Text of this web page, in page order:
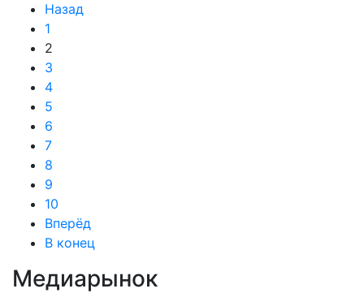
Назад
1
2
3
4
5
6
7
8
9
10
Вперёд
В конец
Медиарынок